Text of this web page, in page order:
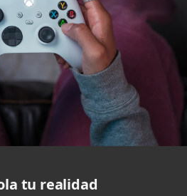
tu realidad